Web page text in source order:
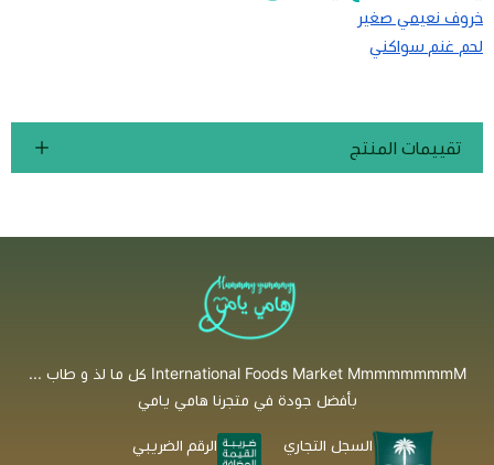
خروف نعيمي صغير
لحم غنم سواكني
تقييمات المنتج
International Foods Market MmmmmmmmM كل ما لذ و طاب ...
بأفضل جودة في متجرنا هامي يامي
السجل التجاري
الرقم الضريبي